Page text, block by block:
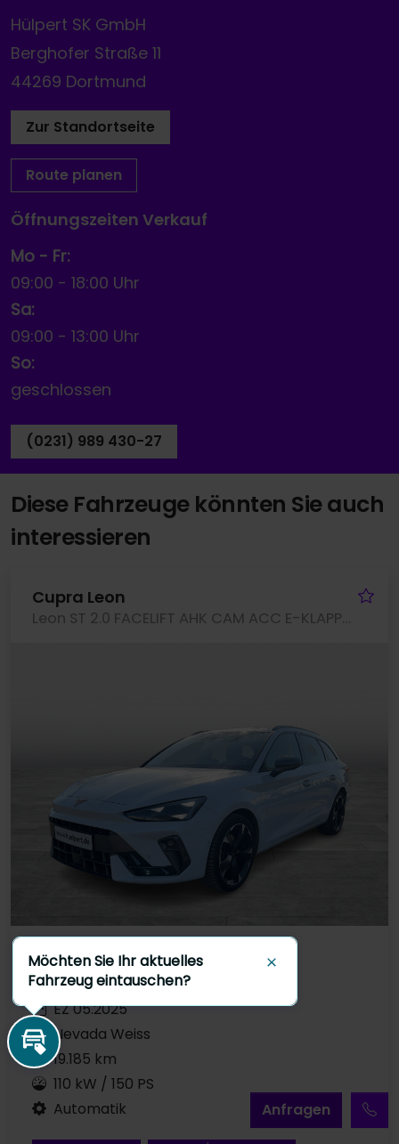
Anfragen
Hülpert SK GmbH
Berghofer Straße 11
44269 Dortmund
Zur Standortseite
Route planen
Öffnungszeiten Verkauf
Mo - Fr:
09:00 - 18:00 Uhr
Sa:
09:00 - 13:00 Uhr
So:
geschlossen
(0231) 989 430-27
Diese Fahrzeuge könnten Sie auch
interessieren
Cupra Leon
Leon ST 2.0 FACELIFT AHK CAM ACC E-KLAPPE NAVI
Gebrauchtfahrzeug
Diesel
EZ 05.2025
Nevada Weiss
19.185 km
110 kW / 150 PS
Automatik
Inzahlungnahme
Möchten Sie Ihr aktuelles
Fahrzeug eintauschen?
Schließen